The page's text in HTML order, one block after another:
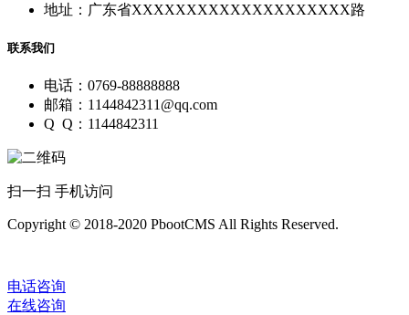
地址：广东省XXXXXXXXXXXXXXXXXXXX路
联系我们
电话：0769-88888888
邮箱：1144842311@qq.com
Q Q：1144842311
扫一扫 手机访问
Copyright © 2018-2020 PbootCMS All Rights Reserved.
电话咨询
在线咨询